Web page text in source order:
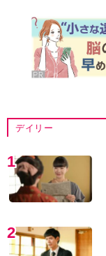
デイリー
1
2